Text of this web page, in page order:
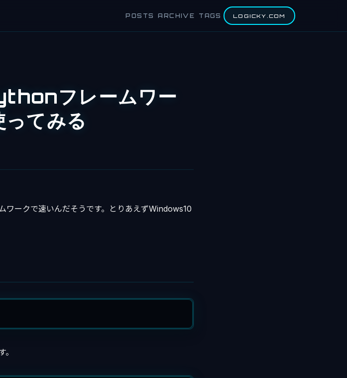
POSTS ARCHIVE TAGS LOGICKY.COM
フレームワー
てみる
ワークで速いんだそうです。とりあえずWindows10